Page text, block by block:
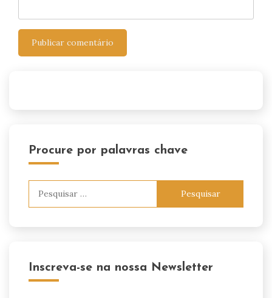
Procure por palavras chave
Inscreva-se na nossa Newsletter